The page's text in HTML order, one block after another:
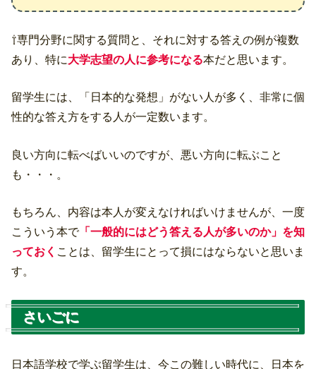
⇧専門分野に関する質問と、それに対する答えの例が複数
あり、特に大学志望の人に参考になる本だと思います。
留学生には、「日本的な発想」がない人が多く、非常に個
性的な答え方をする人が一定数います。
良い方向に転べばいいのですが、悪い方向に転ぶこと
も・・・。
もちろん、内容は本人が変えなければいけませんが、一度
こういう本で「一般的にはどう答える人が多いのか」を知
っておく ことは、留学生にとって損にはならないと思いま
す。
さいごに
日本語学校で学ぶ留学生は、今この難しい時代に、日本を